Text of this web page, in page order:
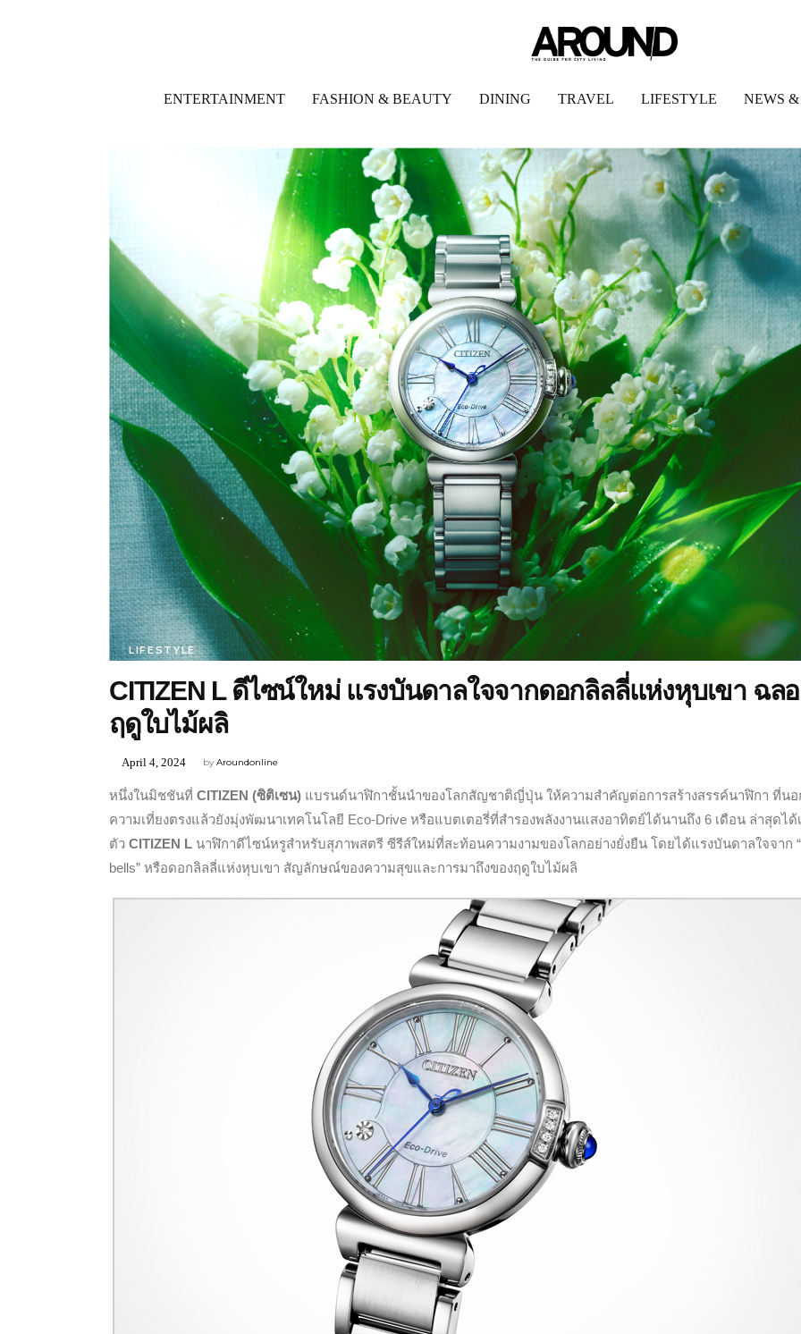
ENTERTAINMENT FASHION & BEAUTY DINING TRAVEL LIFESTYLE NEWS
LIFESTYLE
CITIZEN L ดีไซน์ใหม่ แรงบันดาลใจจากดอกลิลลี่แห่งหุบเขา ฉล
ฤดูใบไม้ผลิ
byAroundonline
April 4, 2024
หนึ่งในมิชชันที่ CITIZEN (ซิติเซน) แบรนด์นาฬิกาชั้นนำของโลกสัญชาติญี่ปุ่น ให้ความสำคัญต่อการสร้างสรรค์นาฬิกา ที่นอ
ความเที่ยงตรงแล้วยังมุ่งพัฒนาเทคโนโลยี Eco-Drive หรือแบตเตอรี่ที่สำรองพลังงานแสงอาทิตย์ได้นานถึง 6 เดือน ล่าสุดได้
ตัว CITIZEN L นาฬิกาดีไซน์หรูสำหรับสุภาพสตรี ซีรีส์ใหม่ที่สะท้อนความงามของโลกอย่างยั่งยืน โดยได้แรงบันดาลใจจาก
bells” หรือดอกลิลลี่แห่งหุบเขา สัญลักษณ์ของความสุขและการมาถึงของฤดูใบไม้ผลิ